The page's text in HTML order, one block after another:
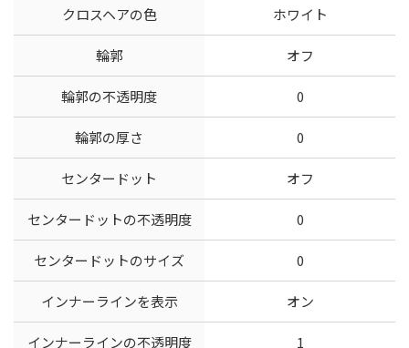
クロスヘアの色 ホワイト
輪郭 オフ
輪郭の不透明度 0
輪郭の厚さ 0
センタードット オフ
センタードットの不透明度 0
センタードットのサイズ 0
インナーラインを表示 オン
インナーラインの不透明度 1